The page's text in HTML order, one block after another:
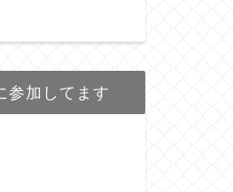
参加してます